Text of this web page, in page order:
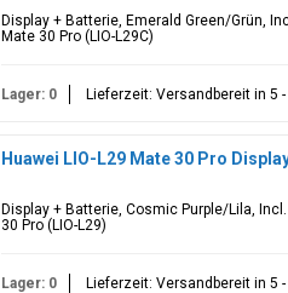
Display + Batterie, Emerald Green/Grün,
Mate 30 Pro (LIO-L29C)
Lager: 0 Lieferzeit: Versandbereit in 5
Huawei LIO-L29 Mate 30 Pro
Display + Batterie, Cosmic Purple/Lila,
30 Pro (LIO-L29)
Lager: 0 Lieferzeit: Versandbereit in 5